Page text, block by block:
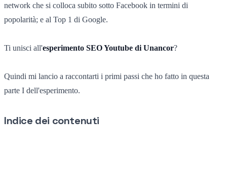
network che si colloca subito sotto Facebook in termini di
popolarità; e al Top 1 di Google.
Ti unisci all'esperimento SEO Youtube di Unancor?
Quindi mi lancio a raccontarti i primi passi che ho fatto in questa
parte I dell'esperimento.
Indice dei contenuti